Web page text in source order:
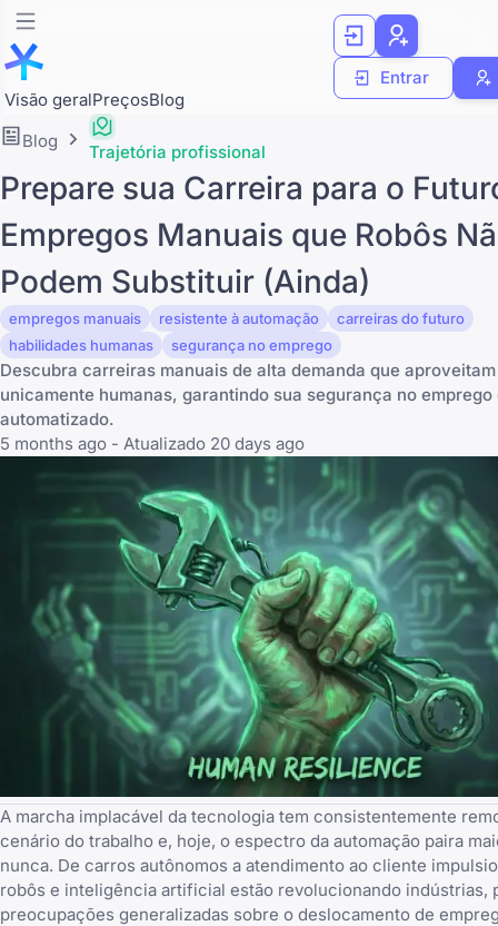
Visão geralPreçosBlog
Entrar
Blog
Trajetória profissional
Prepare sua Carreira para o
Empregos Manuais que Robôs
Podem Substituir (Ainda)
empregos manuais resistente à automação
carreiras do futuro
habilidades humanas
segurança no emprego
Descubra carreiras manuais de alta demanda que
unicamente humanas, garantindo sua segurança no emprego
automatizado.
5 months ago - Atualizado 20 days ago
A marcha implacável da tecnologia tem consistentemente
cenário do trabalho e, hoje, o espectro da automação paira
nunca. De carros autônomos a atendimento ao cliente
robôs e inteligência artificial estão revolucionando indústrias,
preocupações generalizadas sobre o deslocamento de